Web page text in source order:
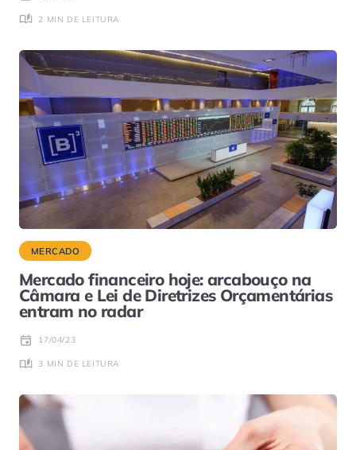
2 MIN DE LEITURA
MERCADO
Mercado financeiro hoje: arcabouço na
Câmara e Lei de Diretrizes Orçamentárias
entram no radar
17/04/23
3 MIN DE LEITURA